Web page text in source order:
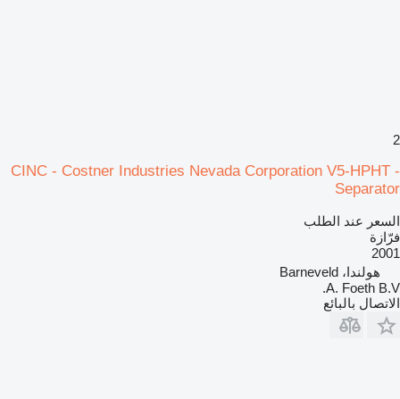
2
CINC - Costner Industries Nevada Corporation V5-HPHT -
Separator
السعر عند الطلب
فرّازة
2001
هولندا، Barneveld
A. Foeth B.V.
الاتصال بالبائع